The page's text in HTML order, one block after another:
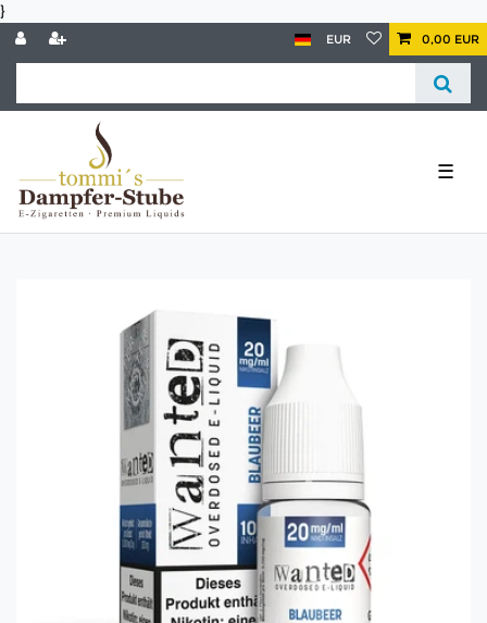
}
EUR 0,00 EUR
☰